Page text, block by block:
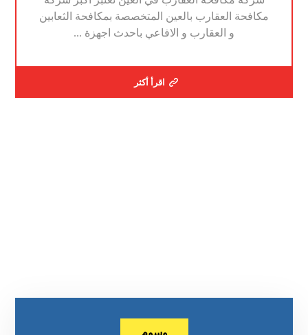
مكافحة العقارب بالعين المتخصصة بمكافحة الثعابين
و العقارب و الافاعي باحدث اجهزة ...
اقرأ أكثر